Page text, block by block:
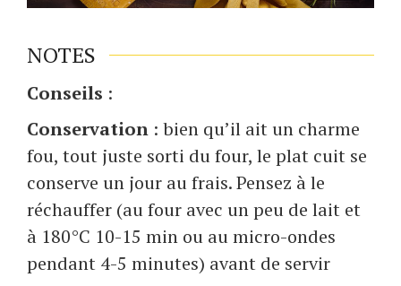
NOTES
Conseils :
Conservation : bien qu’il ait un charme
fou, tout juste sorti du four, le plat cuit se
conserve un jour au frais. Pensez à le
réchauffer (au four avec un peu de lait et
à 180°C 10-15 min ou au micro-ondes
pendant 4-5 minutes) avant de servir